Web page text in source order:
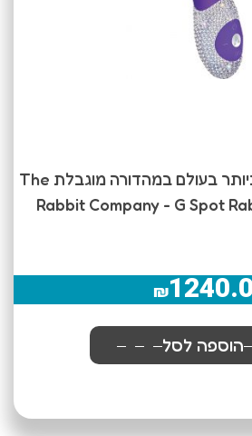
ויברטור נטען החזק ביותר בעולם במהדורה מוגבלת The
Rabbit Company - G Spot
₪1240.0
הוספה לסל